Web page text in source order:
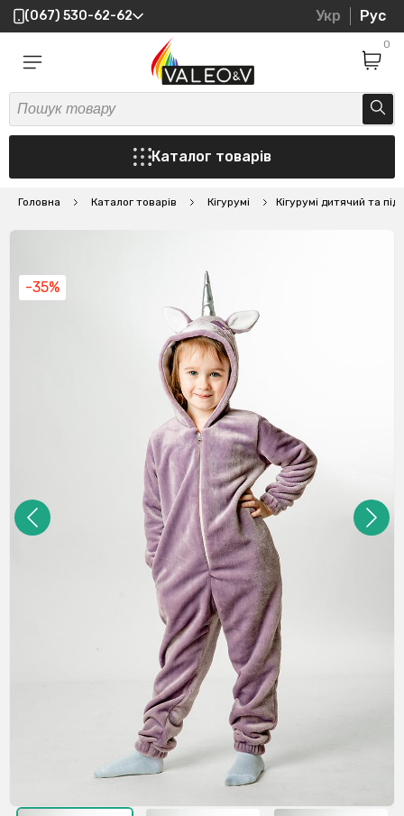
(067) 530-62-62 Укр Рус
0
Каталог товарів
Головна Каталог товарів Кігурумі Кігурумі дитячий та
-35%